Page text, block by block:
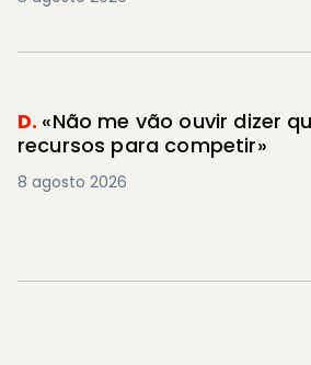
D. «Não me vão ouvir dizer
recursos para competir»
8 agosto 2026